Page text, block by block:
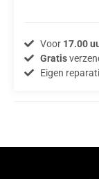
Voor 17.00
Gratis
Eigen